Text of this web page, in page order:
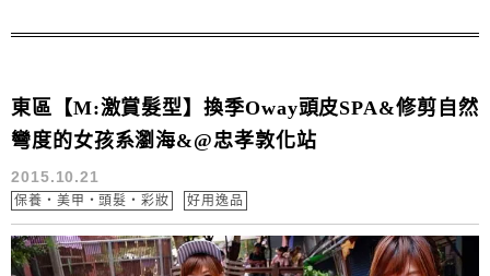
東區【M:激賞髮型】換季Oway頭皮SPA&修剪自然
彎度的女孩系瀏海&@忠孝敦化站
2015.10.21
保養‧美甲‧頭髮‧彩妝 好用逸品